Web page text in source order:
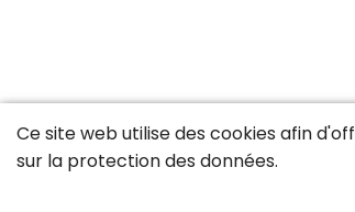
Ce site web utilise des cookies afin
sur la protection des données.